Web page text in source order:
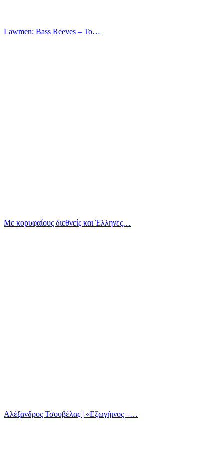
Lawmen: Bass Reeves – Το…
Με κορυφαίους διεθνείς και Έλληνες…
Αλέξανδρος Τσουβέλας | «Εξωγήινος –…